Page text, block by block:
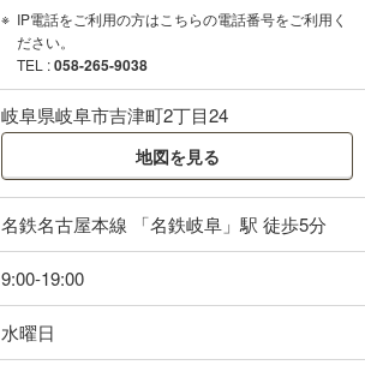
IP電話をご利用の方はこちらの電話番号をご利用く
ださい。
TEL :058-265-9038
岐阜県岐阜市吉津町2丁目24
地図を見る
名鉄名古屋本線 「名鉄岐阜」駅 徒歩5分
9:00-19:00
水曜日